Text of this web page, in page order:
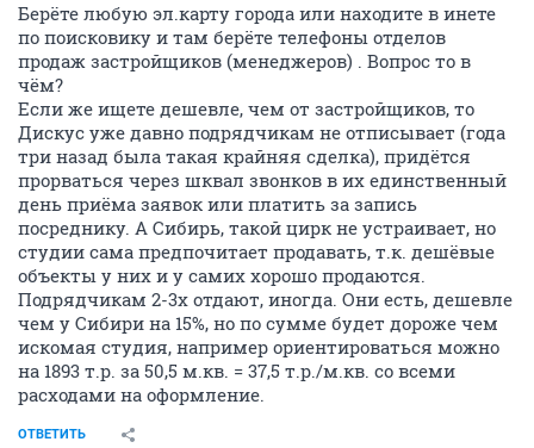
Берёте любую эл.карту города или находите в инете
по поисковику и там берёте телефоны отделов
продаж застройщиков (менеджеров) . Вопрос то в
чём?
Если же ищете дешевле, чем от застройщиков, то
Дискус уже давно подрядчикам не отписывает (года
три назад была такая крайняя сделка), придётся
прорваться через шквал звонков в их единственный
день приёма заявок или платить за запись
посреднику. А Сибирь, такой цирк не устраивает, но
студии сама предпочитает продавать, т.к. дешёвые
объекты у них и у самих хорошо продаются.
Подрядчикам 2-3х отдают, иногда. Они есть, дешевле
чем у Сибири на 15%, но по сумме будет дороже чем
искомая студия, например ориентироваться можно
на 1893 т.р. за 50,5 м.кв. = 37,5 т.р./м.кв. со всеми
расходами на оформление.
ОТВЕТИТЬ